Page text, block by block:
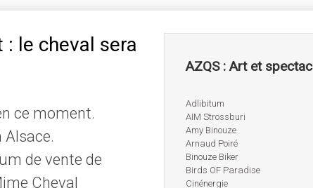
le cheval sera
ce moment.
de vente de
Cheval
AZQS : Art et
Adlibitum
AIM Strossburi
Amy Binouze
Arnaud Poiré
Binouze Biker
Birds OF Paradise
Cinénergie